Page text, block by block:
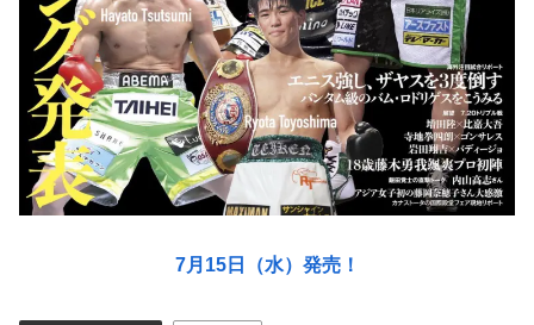
7月15日（水）発売！